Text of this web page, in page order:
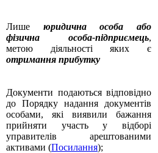
Лише юридична особа або
фізична особа-підприємець,
метою діяльності яких є
отримання прибутку
Документи подаються відповідно
до Порядку надання документів
особами, які виявили бажання
прийняти участь у відборі
управителів арештованими
активами (Посилання);